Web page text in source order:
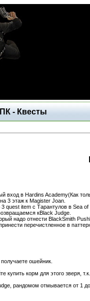
- Квесты
вход в Hardins Academy(Как
3 этаж к Magister Joan.
quest item с Тарантулов в Sea
кBlack Judge.
надо отнести BlackSmith
перечистленное в
ошейник.
купить корм для этого зверя,
рандомом отмывается от 1